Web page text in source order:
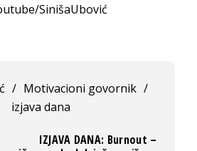
SinišaUbović
/ Motivacioni govornik /
izjava dana
IZJAVA DANA: Burnout –